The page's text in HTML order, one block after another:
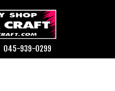
045-939-0299